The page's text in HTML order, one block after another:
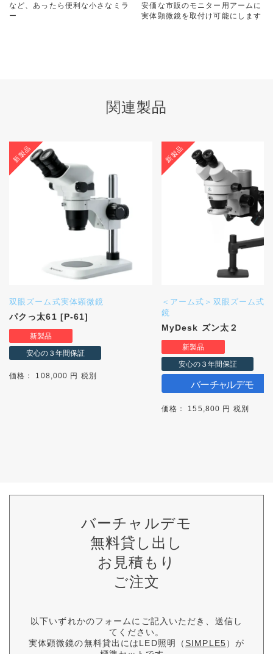
など、あったら便利な小さなミラ
ー
安価な市販のモニター用アームに
実体顕微鏡を取付け可能にします
関連製品
双眼ズーム式実体顕微鏡
パクっ太61 [P-61]
価格： 108,000 円 税別
＜アーム式＞双眼ズーム式
鏡
MyDesk ズン太２
価格： 155,800 円 税別
バーチャルデモ
無料貸し出し
お見積もり
ご注文
以下いずれかのフォームにご記入いただき、送信し
てください。
実体顕微鏡の無料貸出にはLED照明（ SIMPLE5）が